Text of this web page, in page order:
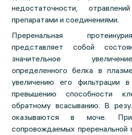
недостаточности,
препаратами и соединениями.
Преренальная
представляет собой
значительное
определенного белка в
увеличению его фильтрации
превышению способности
обратному всасыванию. В
оказываются в моче.
сопровождаемых преренальной